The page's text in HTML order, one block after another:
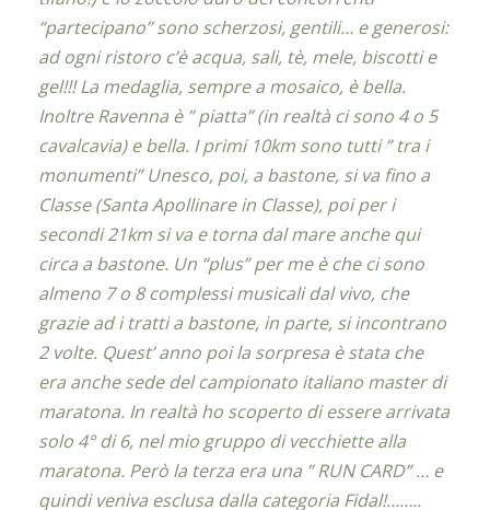
“partecipano” sono scherzosi, gentili… e generosi:
ad ogni ristoro c’è acqua, sali, tè, mele, biscotti e
gel!!! La medaglia, sempre a mosaico, è bella.
Inoltre Ravenna è ” piatta” (in realtà ci sono 4 o 5
cavalcavia) e bella. I primi 10km sono tutti ” tra i
monumenti” Unesco, poi, a bastone, si va fino a
Classe (Santa Apollinare in Classe), poi per i
secondi 21km si va e torna dal mare anche qui
circa a bastone. Un “plus” per me è che ci sono
almeno 7 o 8 complessi musicali dal vivo, che
grazie ad i tratti a bastone, in parte, si incontrano
2 volte. Quest’ anno poi la sorpresa è stata che
era anche sede del campionato italiano master di
maratona. In realtà ho scoperto di essere arrivata
solo 4° di 6, nel mio gruppo di vecchiette alla
maratona. Però la terza era una ” RUN CARD” … e
quindi veniva esclusa dalla categoria Fidal!……..